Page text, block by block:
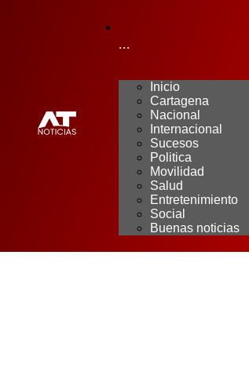
···
Inicio
Cartagena
Nacional
Internacional
Sucesos
Politica
Movilidad
Salud
Entretenimiento
Social
Buenas noticias